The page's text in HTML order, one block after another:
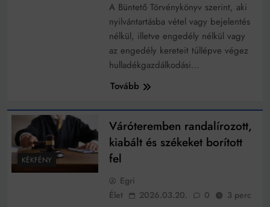
Az ördög még mindig Pradát visel. De te miért öltözöl
Móricz Zsigmond: falusi író vagy boncmester?
Mindenki a világot akarja uralni – de nem csak a 80-
Bitumenes lapostetők: a bevált technológia akkor
A Büntető Törvénykönyv szerint, aki
nyilvántartásba vétel vagy bejelentés
nélkül, illetve engedély nélkül vagy
az engedély kereteit túllépve végez
hulladékgazdálkodási…
Tovább
KÉKFÉNY
Váróteremben randalírozott,
kiabált és székeket borított
fel
Egri
Élet
2026.03.20. 0 3 perc